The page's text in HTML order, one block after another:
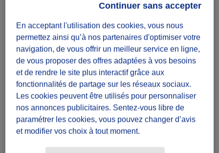
Particulier
Passe à l'action relève ou lance des défis
solidaires.
Inscris-toi
En acceptant l'utilisation des cookies, vous nous
permettez ainsi qu’à nos partenaires d'optimiser votre
navigation, de vous offrir un meilleur service en ligne,
de vous proposer des offres adaptées à vos besoins
et de rendre le site plus interactif grâce aux
fonctionnalités de partage sur les réseaux sociaux.
Les cookies peuvent être utilisés pour personnaliser
nos annonces publicitaires. Sentez-vous libre de
paramétrer les cookies, vous pouvez changer d’avis
et modifier vos choix à tout moment.
Continuer sans accepter